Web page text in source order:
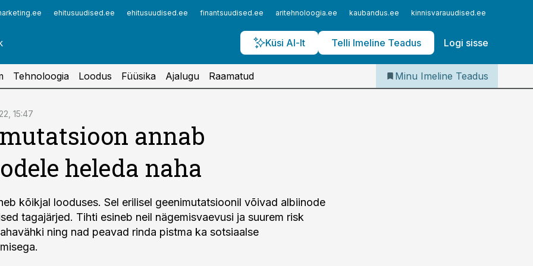
ehitusuudised.ee ehitusuudised.ee finantsuudised.ee aritehnoloogia.ee kaubandus.ee kinnisvarauudised.ee
Küsi AI-lt Telli Imeline Teadus Logi sisse
Iseteenindus
Telli Imeline Teadus
Tehnoloogia Loodus Füüsika Ajalugu Raamatud Minu Imeline Teadus
15:47
annab
heleda naha
kõikjal looduses. Sel erilisel geenimutatsioonil võivad albiinode
tagajärjed. Tihti esineb neil nägemisvaevusi ja suurem risk
ning nad peavad rinda pistma ka sotsiaalse